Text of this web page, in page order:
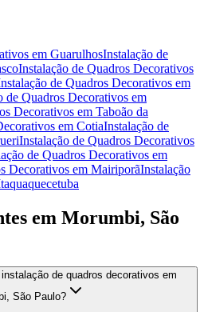
em GuarulhosInstalação de
Instalação de Quadros Decorativos
de Quadros Decorativos em
de Quadros Decorativos em
Decorativos em Taboão da
em CotiaInstalação de
Instalação de Quadros Decorativos
de Quadros Decorativos em
Decorativos em MairiporãInstalação
em Morumbi, São
de quadros decorativos em
São Paulo?